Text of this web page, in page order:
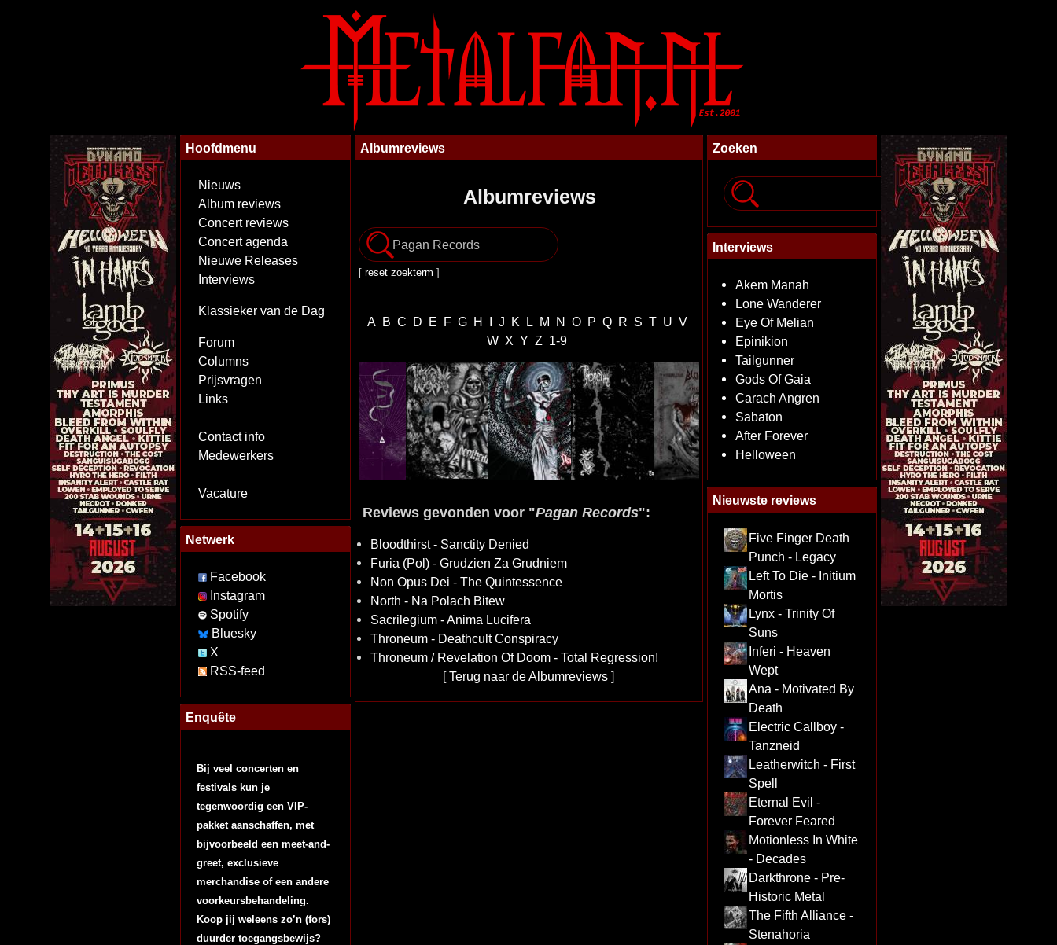
Hoofdmenu
Nieuws
Album reviews
Concert reviews
Concert agenda
Nieuwe Releases
Interviews
Klassieker van de Dag
Forum
Columns
Prijsvragen
Links
Contact info
Medewerkers
Vacature
Netwerk
Facebook
Instagram
Spotify
Bluesky
X
RSS-feed
Enquête
Bij veel concerten en
festivals kun je
tegenwoordig een VIP-
pakket aanschaffen, met
bijvoorbeeld een meet-and-
greet, exclusieve
merchandise of een andere
voorkeursbehandeling.
Koop jij weleens zo’n (fors)
duurder toegangsbewijs?
Albumreviews
Albumreviews
[ reset zoekterm ]
A B C D E F G H I J K L M N O P Q R S T U V
W X Y Z 1-9
Reviews gevonden voor "Pagan Records":
Bloodthirst - Sanctity Denied
Furia (Pol) - Grudzien Za Grudniem
Non Opus Dei - The Quintessence
North - Na Polach Bitew
Sacrilegium - Anima Lucifera
Throneum - Deathcult Conspiracy
Throneum / Revelation Of Doom - Total Regression!
[Terug naar de Albumreviews ]
Zoeken
Interviews
Akem Manah
Lone Wanderer
Eye Of Melian
Epinikion
Tailgunner
Gods Of Gaia
Carach Angren
Sabaton
After Forever
Helloween
Nieuwste reviews
Five Finger Death
Punch - Legacy
Left To Die - Initium
Mortis
Lynx - Trinity Of
Suns
Inferi - Heaven
Wept
Ana - Motivated By
Death
Electric Callboy -
Tanzneid
Leatherwitch - First
Spell
Eternal Evil -
Forever Feared
Motionless In White
- Decades
Darkthrone - Pre-
Historic Metal
The Fifth Alliance -
Stenahoria